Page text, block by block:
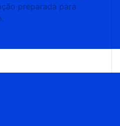
preparada para